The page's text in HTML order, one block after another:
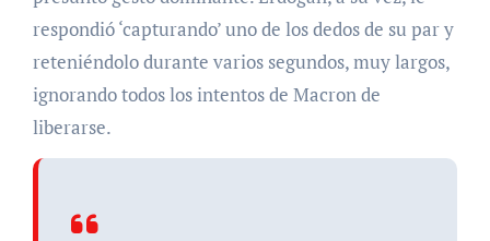
respondió ‘capturando’ uno de los dedos de su par y
reteniéndolo durante varios segundos, muy largos,
ignorando todos los intentos de Macron de
liberarse.